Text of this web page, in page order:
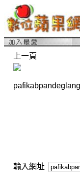
上一頁
輸入網址